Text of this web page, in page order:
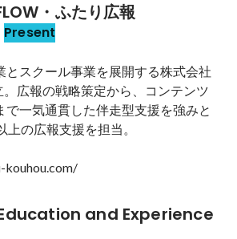
・ふたり広報
Present
とスクール事業を展開する株式会社
。広報の戦略策定から、コンテンツ
で一気通貫した伴走型支援を強みと
上の広報支援を担当。